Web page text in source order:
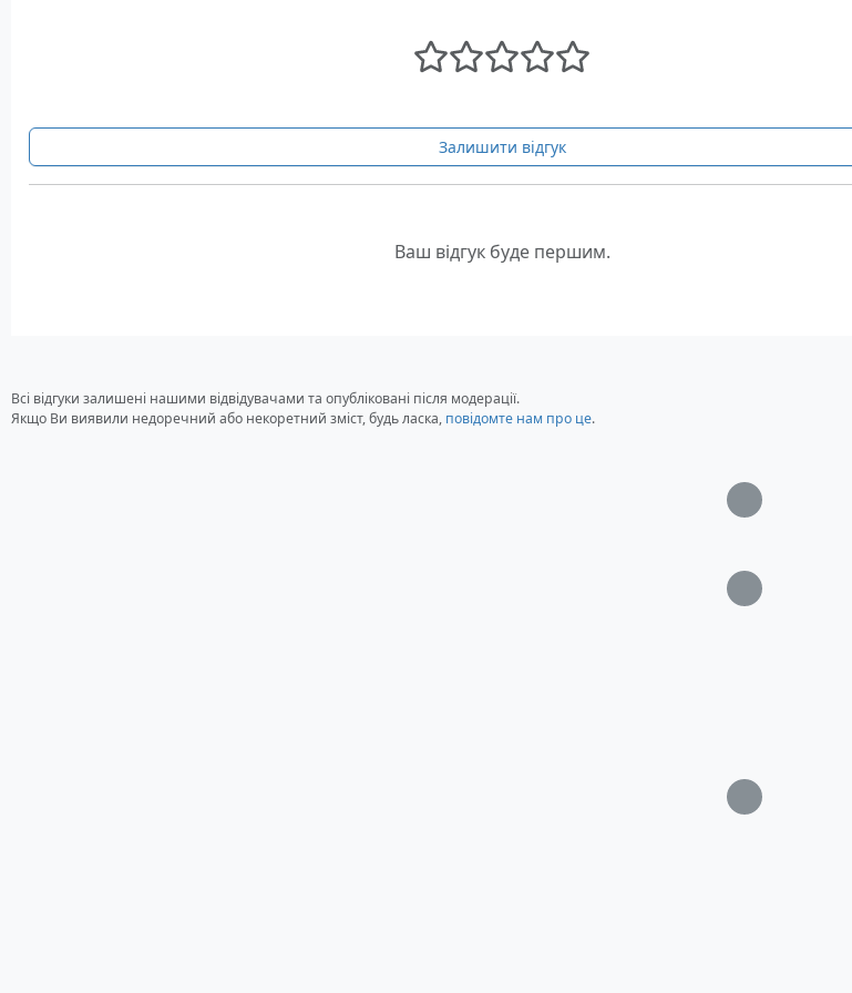
Залишити відгук
Ваш відгук буде першим.
Всі відгуки залишені нашими відвідувачами та опубліковані після модерації.
Якщо Ви виявили недоречний або некоретний зміст, будь ласка, повідомте нам про це.